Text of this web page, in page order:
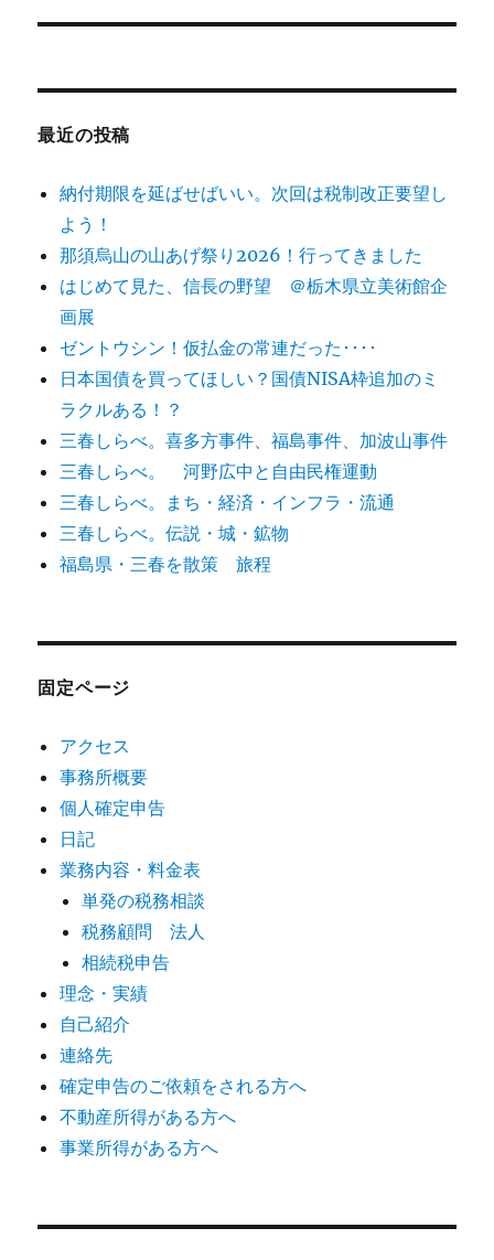
ー
投
最近の投稿
納付期限を延ばせばいい。次回は税制改正要望し
よう！
那須烏山の山あげ祭り2026！行ってきました
はじめて見た、信長の野望 ＠栃木県立美術館企
画展
ゼントウシン！仮払金の常連だった････
日本国債を買ってほしい？国債NISA枠追加のミ
ラクルある！？
三春しらべ。喜多方事件、福島事件、加波山事件
三春しらべ。 河野広中と自由民権運動
三春しらべ。まち・経済・インフラ・流通
三春しらべ。伝説・城・鉱物
福島県・三春を散策 旅程
固定ページ
アクセス
事務所概要
個人確定申告
日記
業務内容・料金表
単発の税務相談
税務顧問 法人
相続税申告
理念・実績
自己紹介
連絡先
確定申告のご依頼をされる方へ
不動産所得がある方へ
事業所得がある方へ